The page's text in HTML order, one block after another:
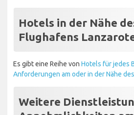
Hotels in der Nähe
Flughafens
Es gibt eine Reihe von Hotels für jedes
Anforderungen am oder in der Nähe
Weitere